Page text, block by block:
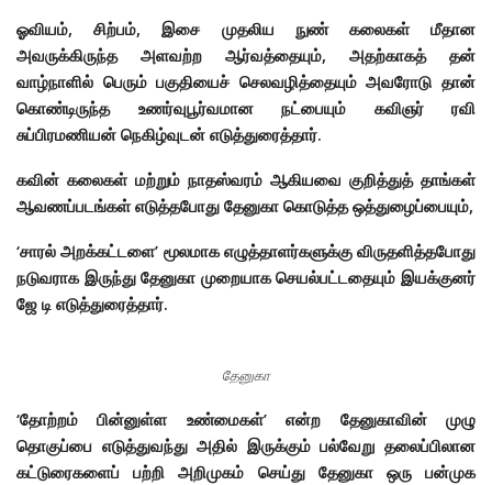
ஓவியம், சிற்பம், இசை முதலிய நுண் கலைகள் மீதான
அவருக்கிருந்த அளவற்ற ஆர்வத்தையும், அதற்காகத் தன்
வாழ்நாளில் பெரும் பகுதியைச் செலவழித்தையும் அவரோடு தான்
கொண்டிருந்த உணர்வுபூர்வமான நட்பையும் கவிஞர் ரவி
சுப்பிரமணியன் நெகிழ்வுடன் எடுத்துரைத்தார்.
கவின் கலைகள் மற்றும் நாதஸ்வரம் ஆகியவை குறித்துத் தாங்கள்
ஆவணப்படங்கள் எடுத்தபோது தேனுகா கொடுத்த ஒத்துழைப்பையும்,
‘சாரல் அறக்கட்டளை’ மூலமாக எழுத்தாளர்களுக்கு விருதளித்தபோது
நடுவராக இருந்து தேனுகா முறையாக செயல்பட்டதையும் இயக்குனர்
ஜே டி எடுத்துரைத்தார்.
தேனுகா
‘தோற்றம் பின்னுள்ள உண்மைகள்’ என்ற தேனுகாவின் முழு
தொகுப்பை எடுத்துவந்து அதில் இருக்கும் பல்வேறு தலைப்பிலான
கட்டுரைகளைப் பற்றி அறிமுகம் செய்து தேனுகா ஒரு பன்முக